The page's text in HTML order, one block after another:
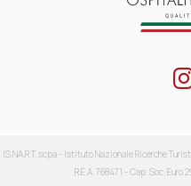
IS.NA.R.T. scpa - Istituto Nazionale Ricerche
R.E.A. 768471 - Cap. Soc. Euro